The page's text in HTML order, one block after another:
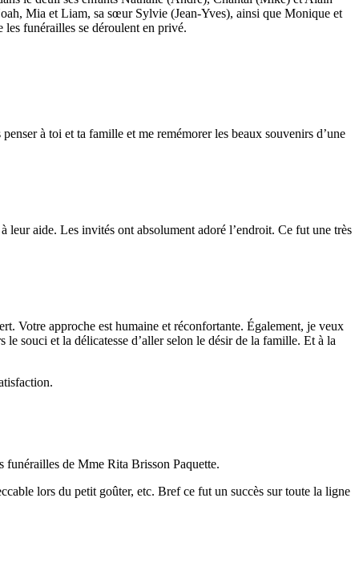
Mia et Liam, sa sœur Sylvie (Jean-Yves), ainsi que Monique et
funérailles se déroulent en privé.
à toi et ta famille et me remémorer les beaux souvenirs d’une
leur aide. Les invités ont absolument adoré l’endroit. Ce fut une très
Votre approche est humaine et réconfortante. Également, je veux
souci et la délicatesse d’aller selon le désir de la famille. Et à la
funérailles de Mme Rita Brisson Paquette.
lors du petit goûter, etc. Bref ce fut un succès sur toute la ligne